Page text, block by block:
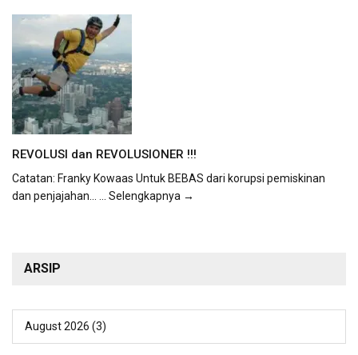
REVOLUSI dan REVOLUSIONER !!!
Catatan: Franky Kowaas Untuk BEBAS dari korupsi pemiskinan
dan penjajahan...
... Selengkapnya →
ARSIP
August 2026 (3)